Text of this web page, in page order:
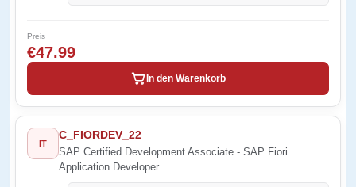
Preis
€47.99
In den Warenkorb
IT
C_FIORDEV_22
SAP Certified Development Associate - SAP Fiori
Application Developer